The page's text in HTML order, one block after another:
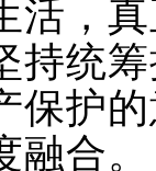
活，
持统
保护
合。